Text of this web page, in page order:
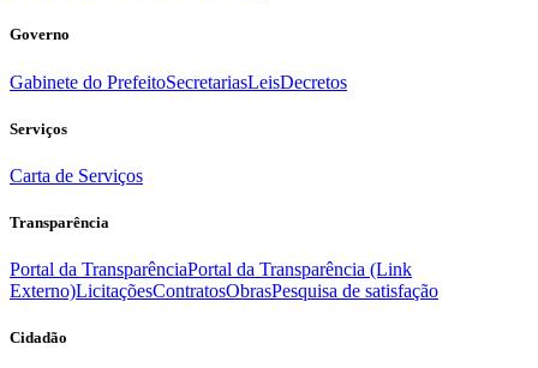
Governo
Gabinete do PrefeitoSecretariasLeisDecretos
Serviços
Carta de Serviços
Transparência
Portal da TransparênciaPortal da Transparência (Link
Externo)LicitaçõesContratosObrasPesquisa de satisfação
Cidadão